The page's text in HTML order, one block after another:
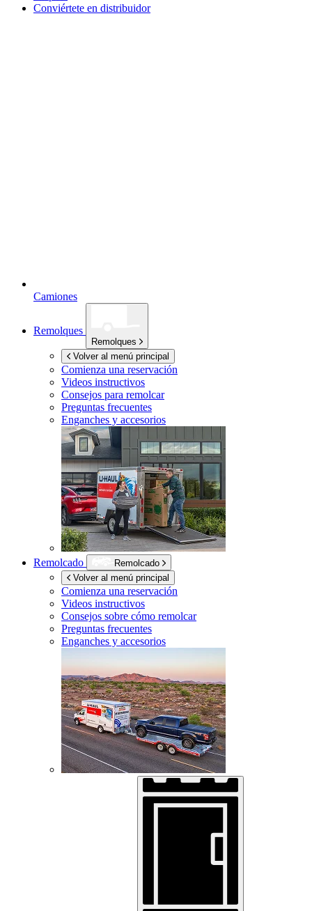
Conviértete en distribuidor
Camiones
Remolques
Remolques
Volver al menú principal
Comienza una reservación
Videos instructivos
Consejos para remolcar
Preguntas frecuentes
Enganches y accesorios
Remolcado
Remolcado
Volver al menú principal
Comienza una reservación
Videos instructivos
Consejos sobre cómo remolcar
Preguntas frecuentes
Enganches y accesorios